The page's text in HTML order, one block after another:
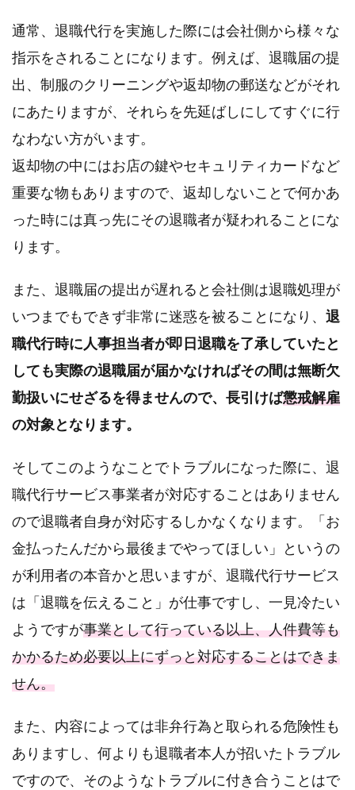
通常、退職代行を実施した際には会社側から様々な
指示をされることになります。例えば、退職届の提
出、制服のクリーニングや返却物の郵送などがそれ
にあたりますが、それらを先延ばしにしてすぐに行
なわない方がいます。
返却物の中にはお店の鍵やセキュリティカードなど
重要な物もありますので、返却しないことで何かあ
った時には真っ先にその退職者が疑われることにな
ります。
また、退職届の提出が遅れると会社側は退職処理が
いつまでもできず非常に迷惑を被ることになり、 退
職代行時に人事担当者が即日退職を了承していたと
しても実際の退職届が届かなければその間は無断欠
勤扱いにせざるを得ませんので、長引けば懲戒解雇
の対象となります。
そしてこのようなことでトラブルになった際に、退
職代行サービス事業者が対応することはありません
ので退職者自身が対応するしかなくなります。「お
金払ったんだから最後までやってほしい」というの
が利用者の本音かと思いますが、退職代行サービス
は「退職を伝えること」が仕事ですし、一見冷たい
ようですが事業として行っている以上、人件費等も
かかるため必要以上にずっと対応することはできま
せん。
また、内容によっては非弁行為と取られる危険性も
ありますし、何よりも退職者本人が招いたトラブル
ですので、そのようなトラブルに付き合うことはで